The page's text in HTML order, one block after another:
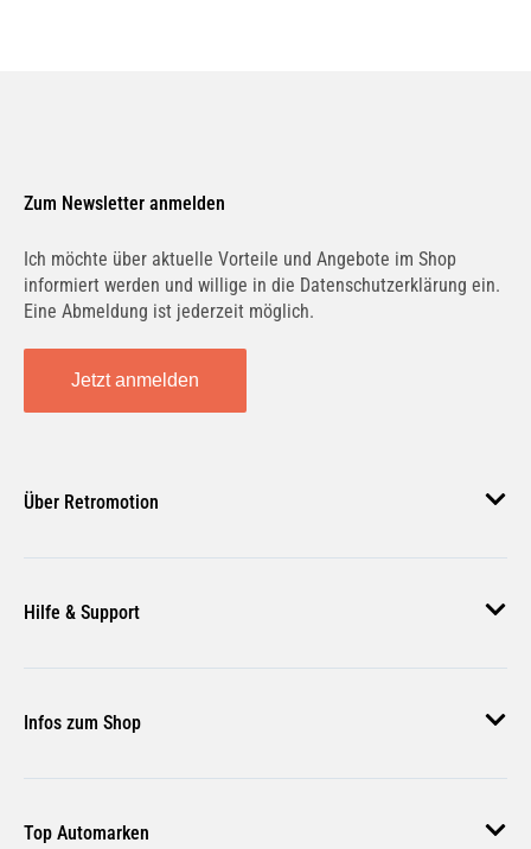
Zum Newsletter anmelden
Ich möchte über aktuelle Vorteile und Angebote im Shop
informiert werden und willige in die Datenschutzerklärung ein.
Eine Abmeldung ist jederzeit möglich.
Jetzt anmelden
Über Retromotion
Unsere Jobs
Magazin
Hilfe & Support
Zahlungsmethoden
Versand & Lieferung
Rückgabe & Erstattung
Infos zum Shop
Top Automarken